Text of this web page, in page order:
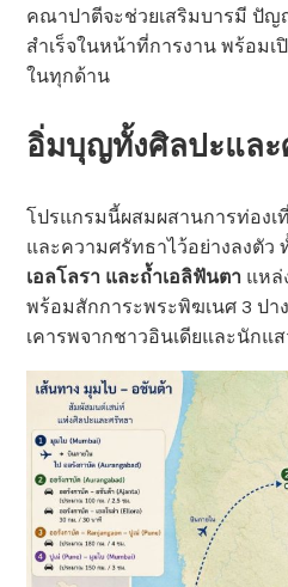
คณาปาตีจะช่วยเสริมบารมี ปั
สำเร็จในหน้าที่การงาน พร้อมเ
ในทุกด้าน
อิ่มบุญทั้งศิลปะและ
โปรแกรมนี้ผสมผสานการท่องเ
และความศรัทธาไว้อย่างลงตัว
เอลโลรา และถ้ำเอลิฟันตา แหล่
พร้อมสักการะพระพิฆเนศ 3 ป
เคารพจากชาวอินเดียและนักแ